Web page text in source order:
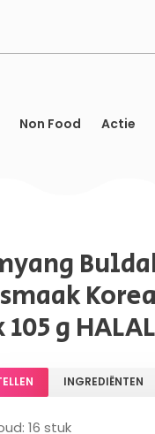
Non Food Actie
105 g HALAL
INGREDIËNTEN
16 stuk